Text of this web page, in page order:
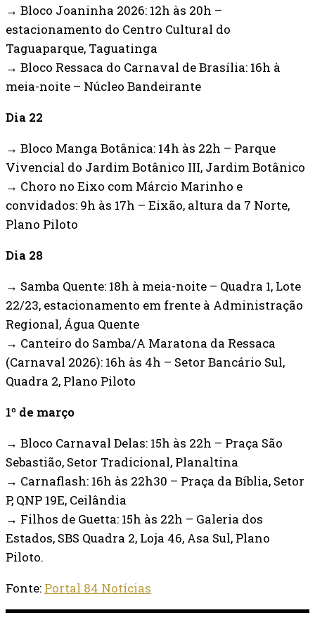
→ Bloco Joaninha 2026: 12h às 20h –
estacionamento do Centro Cultural do
Taguaparque, Taguatinga
→ Bloco Ressaca do Carnaval de Brasília: 16h à
meia-noite – Núcleo Bandeirante
Dia 22
→ Bloco Manga Botânica: 14h às 22h – Parque
Vivencial do Jardim Botânico III, Jardim Botânico
→ Choro no Eixo com Márcio Marinho e
convidados: 9h às 17h – Eixão, altura da 7 Norte,
Plano Piloto
Dia 28
→ Samba Quente: 18h à meia-noite – Quadra 1, Lote
22/23, estacionamento em frente à Administração
Regional, Água Quente
→ Canteiro do Samba/A Maratona da Ressaca
(Carnaval 2026): 16h às 4h – Setor Bancário Sul,
Quadra 2, Plano Piloto
1º de março
→ Bloco Carnaval Delas: 15h às 22h – Praça São
Sebastião, Setor Tradicional, Planaltina
→ Carnaflash: 16h às 22h30 – Praça da Bíblia, Setor
P, QNP 19E, Ceilândia
→ Filhos de Guetta: 15h às 22h – Galeria dos
Estados, SBS Quadra 2, Loja 46, Asa Sul, Plano
Piloto.
Fonte: Portal 84 Notícias